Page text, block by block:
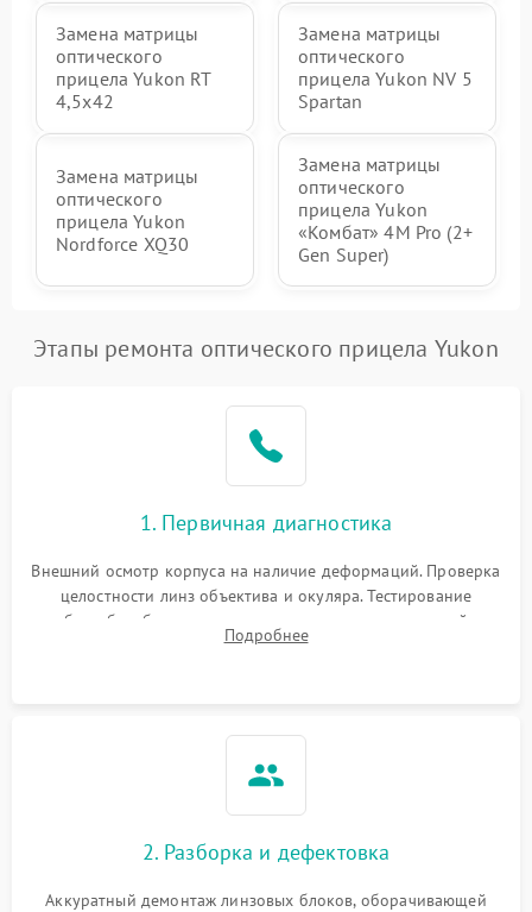
Замена матрицы
оптического
прицела Yukon RT
4,5х42
Замена матрицы
оптического
прицела Yukon NV 5
Spartan
Замена матрицы
оптического
прицела Yukon
Nordforce XQ30
Замена матрицы
оптического
прицела Yukon
«Комбат» 4M Pro (2+
Gen Super)
Этапы ремонта оптического прицела Yukon
1. Первичная диагностика
Внешний осмотр корпуса на наличие деформаций. Проверка
целостности линз объектива и окуляра. Тестирование
работы барабанчиков ввода поправок, кольца отстройки
параллакса и зума. Выявление сколов, внутренних
Подробнее
2. Разборка и дефектовка
Аккуратный демонтаж линзовых блоков, оборачивающей